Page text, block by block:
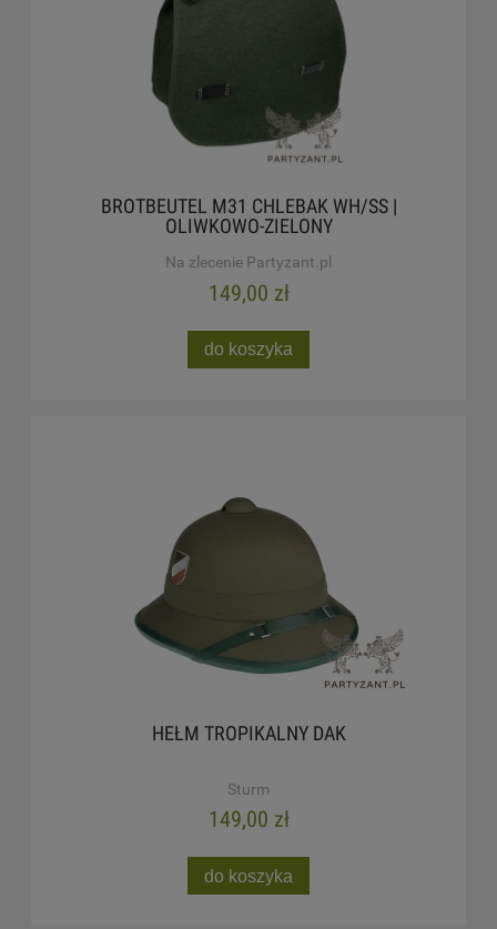
BROTBEUTEL M31 CHLEBAK WH/SS |
OLIWKOWO-ZIELONY
Na zlecenie Partyzant.pl
149,00 zł
do koszyka
HEŁM TROPIKALNY DAK
Sturm
149,00 zł
do koszyka